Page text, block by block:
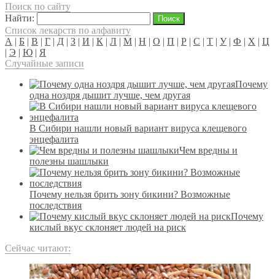
Поиск по сайту
Найти:
Список лекарств по алфавиту
А | Б | В | Г | Д | З | И | К | Л | М | Н | О | П | Р | С | Т | У| Ф | Х | Ц
| Э | Ю | Я
Случайные записи
Почему
одна ноздря дышит лучше, чем другая
В Сибири нашли новый вариант вируса клещевого
энцефалита
Чем вредны и
полезны шашлыки
Почему нельзя брить зону бикини? Возможные
последствия
Почему
кислый вкус склоняет людей на риск
Сейчас читают: